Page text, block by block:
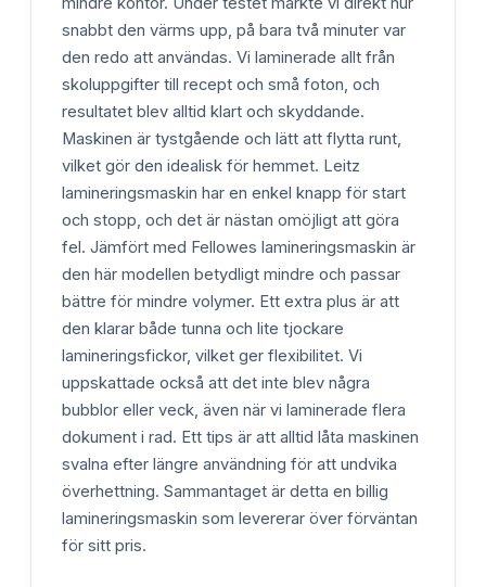
snabbt den värms upp, på bara två minuter var
den redo att användas. Vi laminerade allt från
skoluppgifter till recept och små foton, och
resultatet blev alltid klart och skyddande.
Maskinen är tystgående och lätt att flytta runt,
vilket gör den idealisk för hemmet. Leitz
lamineringsmaskin har en enkel knapp för start
och stopp, och det är nästan omöjligt att göra
fel. Jämfört med Fellowes lamineringsmaskin är
den här modellen betydligt mindre och passar
bättre för mindre volymer. Ett extra plus är att
den klarar både tunna och lite tjockare
lamineringsfickor, vilket ger flexibilitet. Vi
uppskattade också att det inte blev några
bubblor eller veck, även när vi laminerade flera
dokument i rad. Ett tips är att alltid låta maskinen
svalna efter längre användning för att undvika
överhettning. Sammantaget är detta en billig
lamineringsmaskin som levererar över förväntan
för sitt pris.